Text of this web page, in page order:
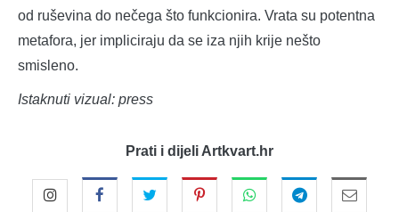
od ruševina do nečega što funkcionira. Vrata su potentna
metafora, jer impliciraju da se iza njih krije nešto
smisleno.
Istaknuti vizual: press
Prati i dijeli Artkvart.hr